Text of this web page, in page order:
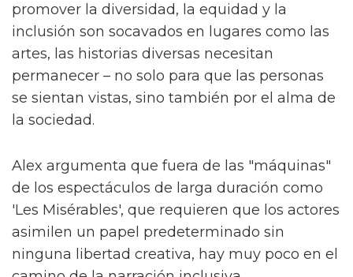
promover la diversidad, la equidad y la
inclusión son socavados en lugares como las
artes, las historias diversas necesitan
permanecer – no solo para que las personas
se sientan vistas, sino también por el alma de
la sociedad.
Alex argumenta que fuera de las "máquinas"
de los espectáculos de larga duración como
'Les Misérables', que requieren que los actores
asimilen un papel predeterminado sin
ninguna libertad creativa, hay muy poco en el